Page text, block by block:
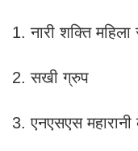
1. नारी शक्ति
2. सखी ग्रुप
3. एनएसएस